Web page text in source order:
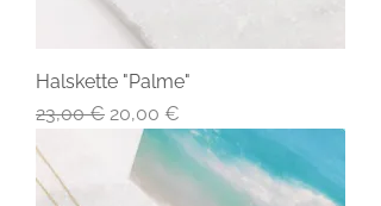
Halskette "Palme"
Standardpreis
23,00 € Sale-Preis
20,00 €